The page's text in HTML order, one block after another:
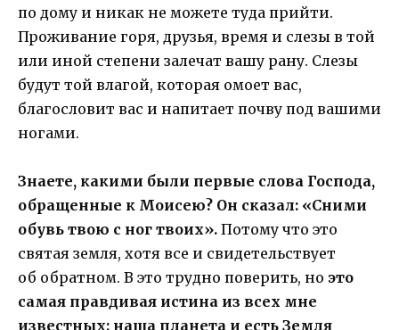
по дому и никак не можете туда прийти.
Проживание горя, друзья, время и слезы в той
или иной степени залечат вашу рану. Слезы
будут той влагой, которая омоет вас,
благословит вас и напитает почву под вашими
ногами.
Знаете, какими были первые слова Господа,
обращенные к Моисею? Он сказал: «Сними
обувь твою с ног твоих». Потому что это
святая земля, хотя все и свидетельствует
об обратном. В это трудно поверить, но это
самая правдивая истина из всех мне
известных: наша планета и есть Земля